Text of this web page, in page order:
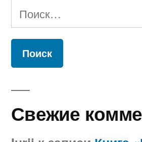
Найти:
Свежие